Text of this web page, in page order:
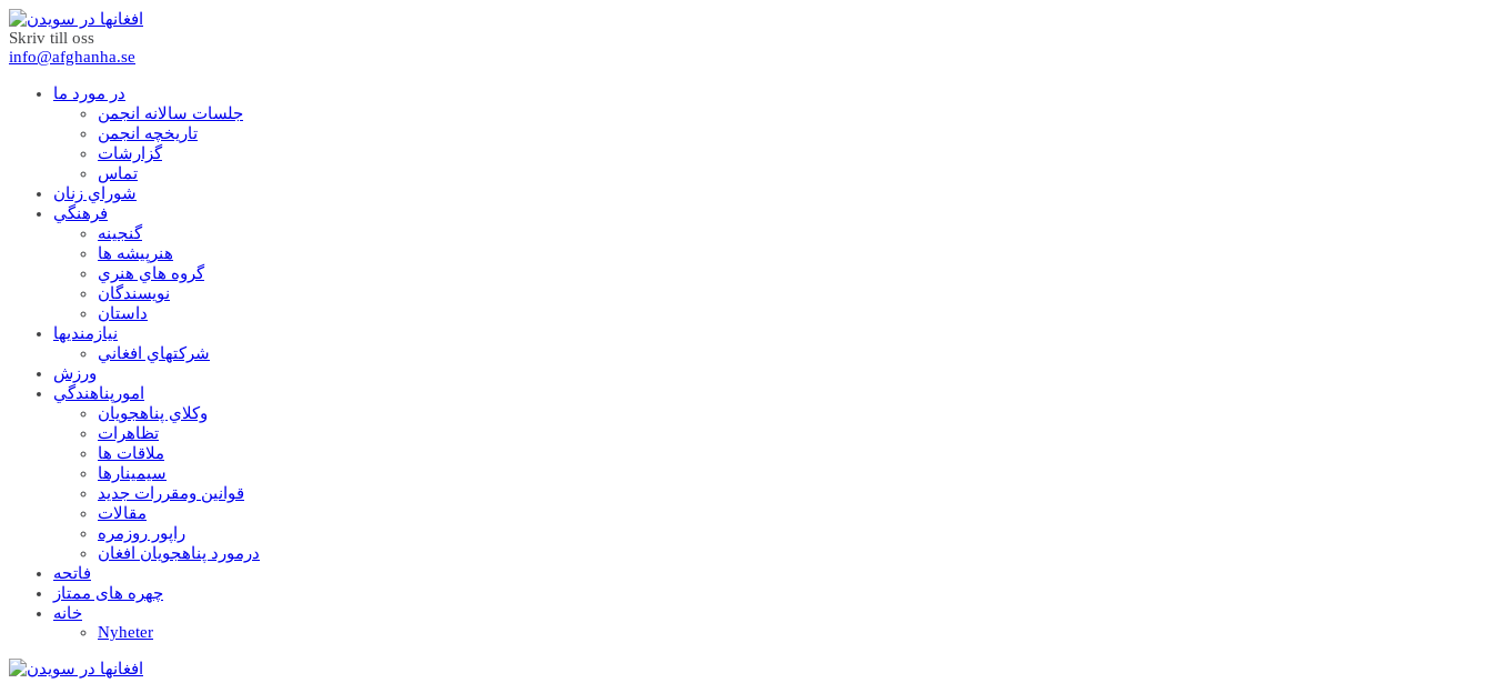
Skriv till oss
info@afghanha.se
در مورد ما
جلسات سالانه انجمن
تاریخچه انجمن
گزارشات
تماس
شوراي زنان
فرهنگي
گنجينه
هنرپيشه ها
گروه هاي هنري
نويسندگان
داستان
نيازمنديها
شرکتهاي افغاني
ورزش
امورپناهندگي
وکلاي پناهجويان
تظاهرات
ملاقات ها
سيمينارها
قوانين ومقررات جديد
مقالات
راپور روزمره
درمورد پناهجويان افغان
فاتحه
چهره های ممتاز
خانه
Nyheter